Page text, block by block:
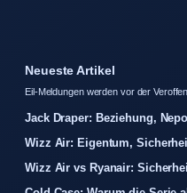
Neueste Artikel
Eil-Meldungen werden vor der
Jack Draper: Beziehung,
Wizz Air: Eigentum,
Wizz Air vs Ryanair: